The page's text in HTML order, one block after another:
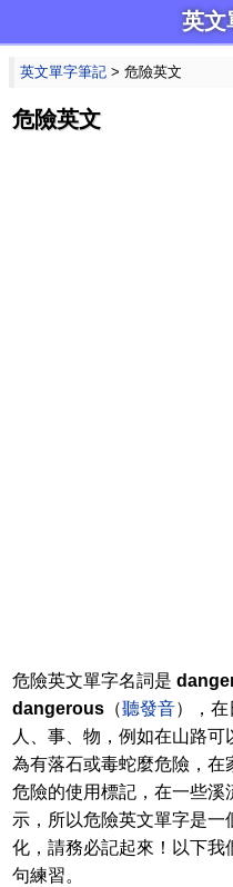
英文
英文單字筆記 > 危險英文
危險英文
危險英文單字名詞是
dangerous （聽發音），
人、事、物，例如在山路
為有落石或毒蛇麼危險，
危險的使用標記，在一些
示，所以危險英文單字是
化，請務必記起來！以下我
句練習。